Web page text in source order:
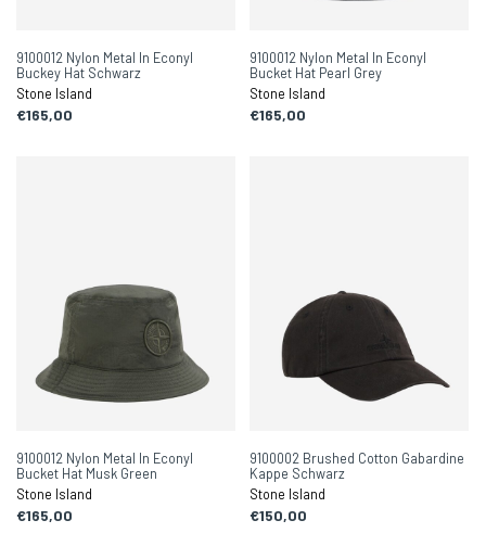
9100012 Nylon Metal In Econyl
Buckey Hat Schwarz
Stone Island
€165,00
9100012 Nylon Metal In Econyl
Bucket Hat Pearl Grey
Stone Island
€165,00
9100012 Nylon Metal In Econyl
Bucket Hat Musk Green
Stone Island
€165,00
9100002 Brushed Cotton Gabardine
Kappe Schwarz
Stone Island
€150,00